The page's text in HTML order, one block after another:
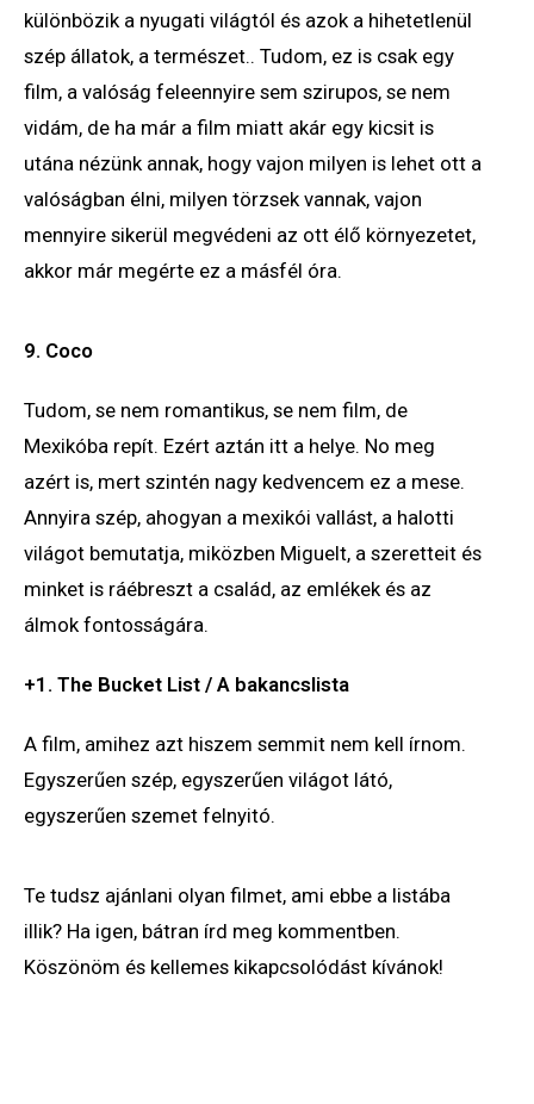
különbözik a nyugati világtól és azok a hihetetlenül
szép állatok, a természet.. Tudom, ez is csak egy
film, a valóság feleennyire sem szirupos, se nem
vidám, de ha már a film miatt akár egy kicsit is
utána nézünk annak, hogy vajon milyen is lehet ott a
valóságban élni, milyen törzsek vannak, vajon
mennyire sikerül megvédeni az ott élő környezetet,
akkor már megérte ez a másfél óra.
9. Coco
Tudom, se nem romantikus, se nem film, de
Mexikóba repít. Ezért aztán itt a helye. No meg
azért is, mert szintén nagy kedvencem ez a mese.
Annyira szép, ahogyan a mexikói vallást, a halotti
világot bemutatja, miközben Miguelt, a szeretteit és
minket is ráébreszt a család, az emlékek és az
álmok fontosságára.
+1. The Bucket List / A bakancslista
A film, amihez azt hiszem semmit nem kell írnom.
Egyszerűen szép, egyszerűen világot látó,
egyszerűen szemet felnyitó.
Te tudsz ajánlani olyan filmet, ami ebbe a listába
illik? Ha igen, bátran írd meg kommentben.
Köszönöm és kellemes kikapcsolódást kívánok!